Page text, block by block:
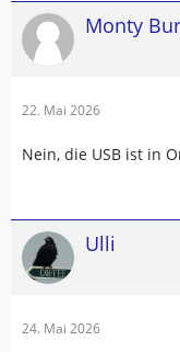
Monty
22. Mai 2026
Nein, die USB ist in
Ulli
24. Mai 2026